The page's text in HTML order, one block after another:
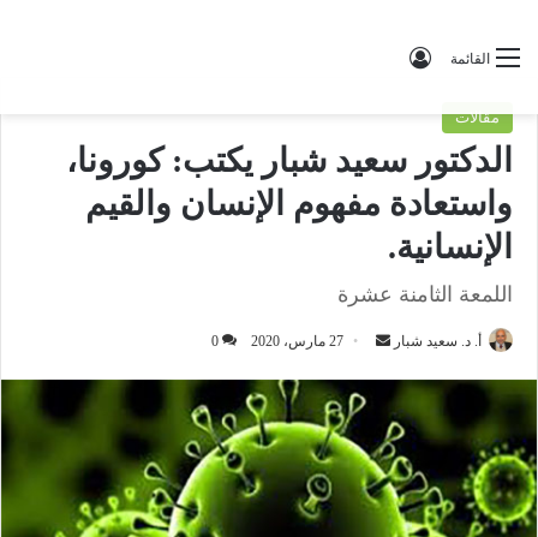
القائمة
مقالات
الدكتور سعيد شبار يكتب: كورونا،
واستعادة مفهوم الإنسان والقيم
الإنسانية.
اللمعة الثامنة عشرة
أ. د. سعيد شبار
س
ب
ر
27 مارس، 2020 0